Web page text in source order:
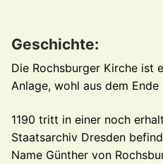
Geschichte:
Die Rochsburger Kirche ist
Anlage, wohl aus dem
1190 tritt in einer noch
Staatsarchiv Dresden
Name Günther von